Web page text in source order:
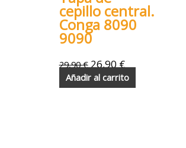
cepillo central.
Conga 8090
9090
29,90€ 26,90 €
Añadir al carrito